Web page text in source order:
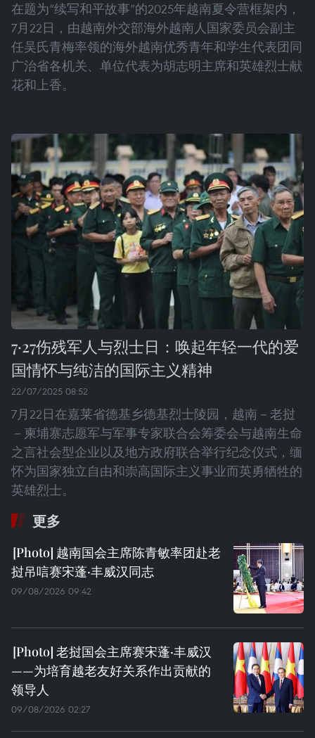
在题为“续写和平故事”的2025年越南夏令营框架内，
7月22日，由越南外交部海外越南人国家委员会副主
任吴氏青梅率领的海外越南优秀青年和学生代表团同
广治省各机关、单位代表为胡志明主席和英雄烈士献
花和上香。
7·27伤残军人与烈士日：唤起年轻一代的爱
国情怀与纯洁的国际主义精神
22/07/2025 08:52
7月22日在嘉莱省德基乡德基烈士陵园，越南－老挝
－柬埔寨志愿军与军事专家联合会筹委会与越南生命
之言社会型企业以及地方政府联合举行纪念仪式，缅
怀为国家独立自由和崇高国际主义事业而英勇牺牲的
英雄烈士。
更多
越南国会主席陈青敏率团赴老
挝吊唁赛宋蓬·丰威汉同志
09/08/2026 09:42
老挝国会主席赛宋蓬·丰威汉
——为培育越老友好关系作出贡献的
领导人
09/08/2026 02:27